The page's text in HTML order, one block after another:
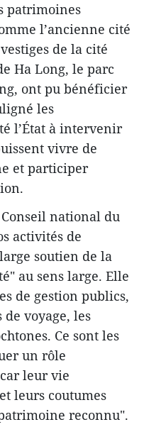
patrimoines
l’ancienne cité
de la cité
Ha Long, le parc
ont pu bénéficier
les
l’État à intervenir
vivre de
et participer
national du
activités de
soutien de la
au sens large. Elle
de gestion publics,
de voyage, les
Ce sont les
un rôle
leur vie
leurs coutumes
reconnu".